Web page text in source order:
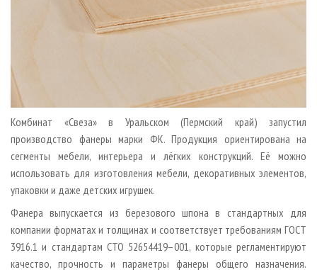
ИНСТРУМЕНТ И МАТЕРИАЛЫ
ГАЗЕТА ЛЕСПРОМФОРУМ
БИБЛИОТЕКА СПЕЦИАЛИСТА
Комбинат «Свеза» в Уральском (Пермский край) запустил
производство фанеры марки ФК. Продукция ориентирована на
сегменты мебели, интерьера и лёгких конструкций. Её можно
использовать для изготовления мебели, декоративных элементов,
упаковки и даже детских игрушек.
Фанера выпускается из березового шпона в стандартных для
компании форматах и толщинах и соответствует требованиям ГОСТ
3916.1 и стандартам СТО 52654419–001, которые регламентируют
качество, прочность и параметры фанеры общего назначения.